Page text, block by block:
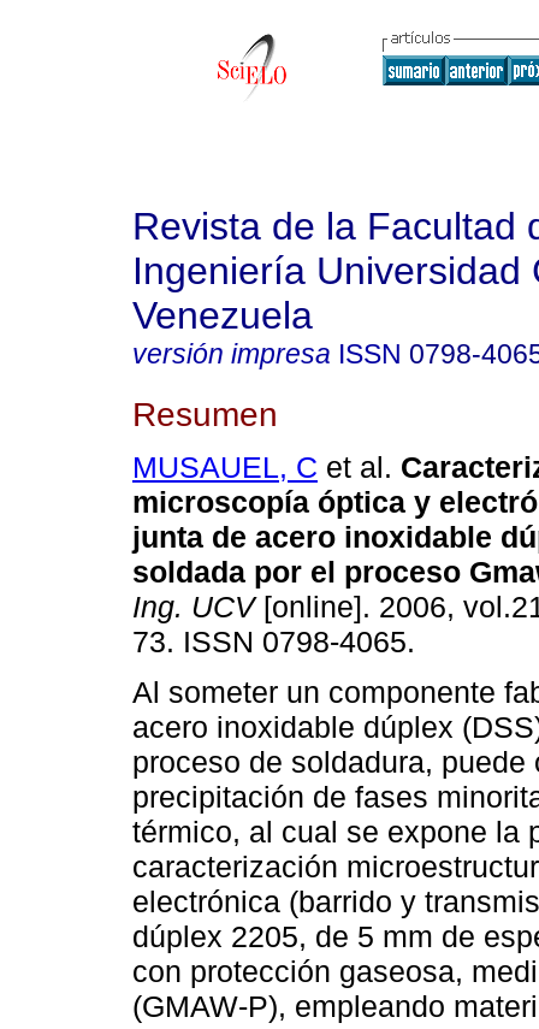
Revista de la Facultad
Ingeniería Universidad
Venezuela
versión impresa ISSN 0798-
Resumen
MUSAUEL, C et al.
microscopía óptica y
junta de acero inoxidable
soldada por el proceso
Ing. UCV[online]. 2006,
73. ISSN 0798-4065.
Al someter un componente
acero inoxidable dúplex
proceso de soldadura, puede
precipitación de fases
térmico, al cual se expone la
caracterización
electrónica (barrido y
dúplex 2205, de 5 mm de
con protección gaseosa,
(GMAW-P), empleando